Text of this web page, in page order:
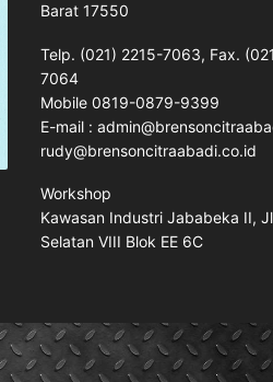
Barat 17550
Telp. (021) 2215-7063, Fax.
7064
Mobile 0819-0879-9399
E-mail :
rudy@brensoncitraabadi.co.id
Workshop
Kawasan Industri Jababeka II,
Selatan VIII Blok EE 6C